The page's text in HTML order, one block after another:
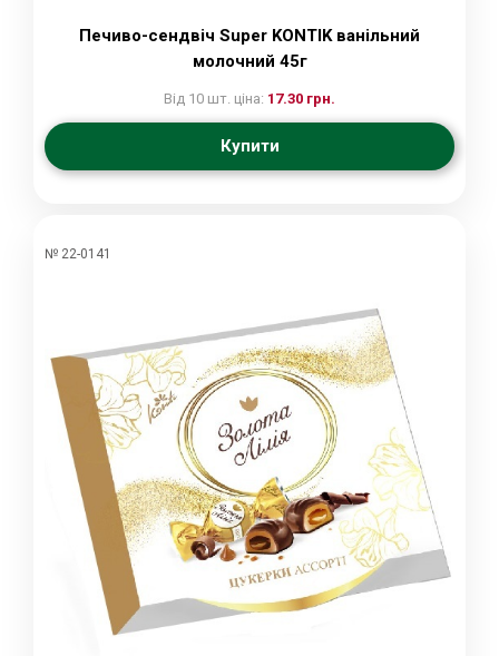
Печиво-сендвіч Super KONTIK ванільний
молочний 45г
Від 10 шт. ціна: 17.30 грн.
Купити
№ 22-0141